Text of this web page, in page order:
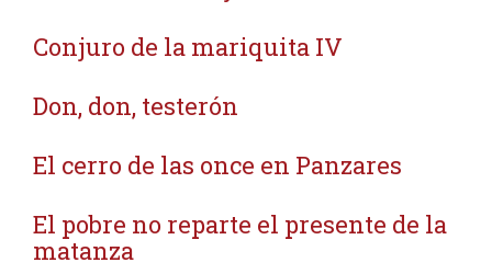
Conjuro de la mariquita IV
Don, don, testerón
El cerro de las once en Panzares
El pobre no reparte el presente de la
matanza